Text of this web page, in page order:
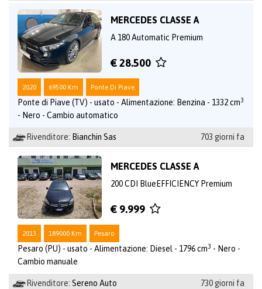
MERCEDES CLASSE A
A 180 Automatic Premium
€ 28.500
2020 69500 Km Ponte Di Piave
Ponte di Piave (TV) - usato - Alimentazione: Benzina - 1332 cm3
- Nero - Cambio automatico
Rivenditore: Bianchin Sas 703 giorni fa
MERCEDES CLASSE A
200 CDI BlueEFFICIENCY Premium
€ 9.999
2013 189000 Km Pesaro
Pesaro (PU) - usato - Alimentazione: Diesel - 1796 cm3 - Nero -
Cambio manuale
Rivenditore: Sereno Auto 730 giorni fa